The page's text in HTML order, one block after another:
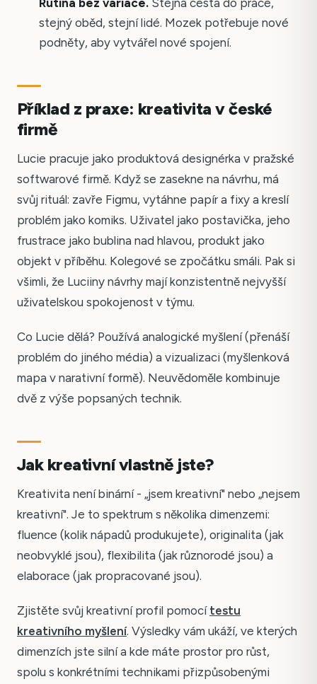
Rutina bez variace. Stejná cesta do práce,
stejný oběd, stejní lidé. Mozek potřebuje nové
podněty, aby vytvářel nové spojení.
Příklad z praxe: kreativita v české
firmě
Lucie pracuje jako produktová designérka v pražské
softwarové firmě. Když se zasekne na návrhu, má
svůj rituál: zavře Figmu, vytáhne papír a fixy a kreslí
problém jako komiks. Uživatel jako postavička, jeho
frustrace jako bublina nad hlavou, produkt jako
objekt v příběhu. Kolegové se zpočátku smáli. Pak si
všimli, že Luciiny návrhy mají konzistentně nejvyšší
uživatelskou spokojenost v týmu.
Co Lucie dělá? Používá analogické myšlení (přenáší
problém do jiného média) a vizualizaci (myšlenková
mapa v narativní formě). Neuvědoměle kombinuje
dvě z výše popsaných technik.
Jak kreativní vlastně jste?
Kreativita není binární - „jsem kreativní" nebo „nejsem
kreativní". Je to spektrum s několika dimenzemi:
fluence (kolik nápadů produkujete), originalita (jak
neobvyklé jsou), flexibilita (jak různorodé jsou) a
elaborace (jak propracované jsou).
Zjistěte svůj kreativní profil pomocí testu
kreativního myšlení. Výsledky vám ukáží, ve kterých
dimenzích jste silní a kde máte prostor pro růst,
spolu s konkrétními technikami přizpůsobenými